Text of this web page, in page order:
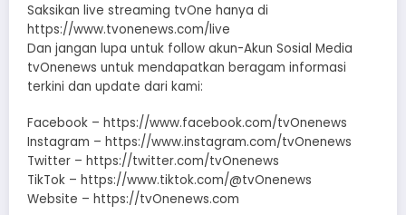
Saksikan live streaming tvOne hanya di
https://www.tvonenews.com/live
Dan jangan lupa untuk follow akun-Akun Sosial Media
tvOnenews untuk mendapatkan beragam informasi
terkini dan update dari kami:
Facebook – https://www.facebook.com/tvOnenews
Instagram – https://www.instagram.com/tvOnenews
Twitter – https://twitter.com/tvOnenews
TikTok – https://www.tiktok.com/@tvOnenews
Website – https://tvOnenews.com